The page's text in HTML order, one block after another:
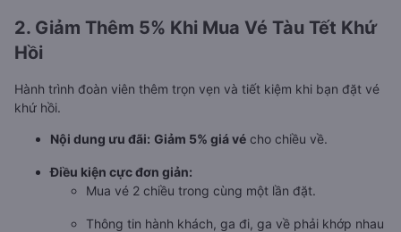
2. Giảm Thêm 5% Khi Mua Vé Tàu Tết Khứ
Hồi
Hành trình đoàn viên thêm trọn vẹn và tiết kiệm khi bạn đặt vé
khứ hồi.
Nội dung ưu đãi: Giảm 5% giá vé cho chiều về.
Điều kiện cực đơn giản:
Mua vé 2 chiều trong cùng một lần đặt.
Thông tin hành khách, ga đi, ga về phải khớp nhau